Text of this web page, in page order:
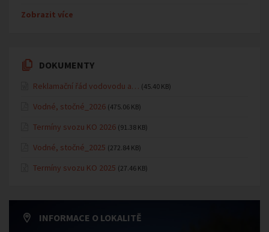
Zobrazit více
DOKUMENTY
Reklamační řád vodovodu a… (45.40 KB)
Vodné, stočné_2026 (475.06 KB)
Termíny svozu KO 2026 (91.38 KB)
Vodné, stočné_2025 (272.84 KB)
Termíny svozu KO 2025 (27.46 KB)
INFORMACE O LOKALITĚ